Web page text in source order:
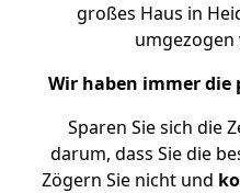
großes Haus in
umgezogen
Wir haben immer die
Sparen Sie sich die
darum, dass Sie die
Zögern Sie nicht und